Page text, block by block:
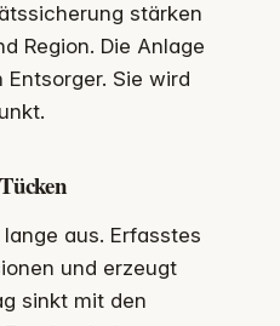
stärken
Region. Die Anlage
Sie wird
aus. Erfasstes
und erzeugt
sinkt mit den